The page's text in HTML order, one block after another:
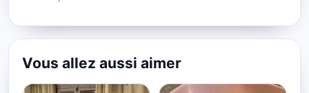
Vous allez aussi aimer